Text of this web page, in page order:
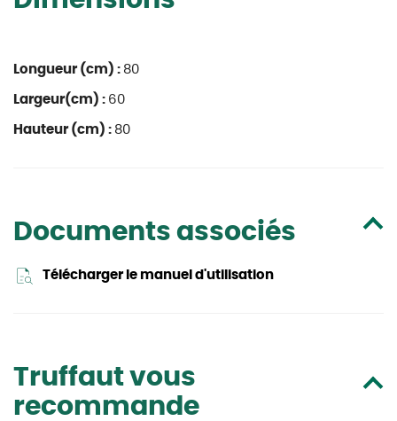
Longueur (cm) : 80
Largeur(cm) : 60
Hauteur (cm) : 80
Documents associés
Télécharger le manuel d'utilisation
Truffaut vous
recommande